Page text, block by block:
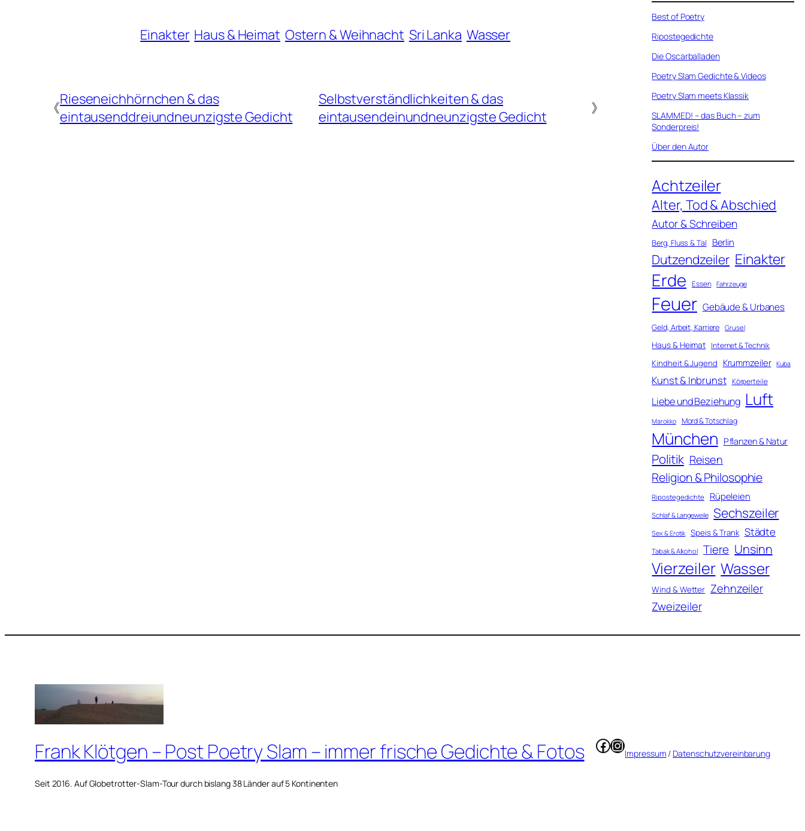
Einakter Haus & Heimat Ostern & Weihnacht Sri Lanka Wasser
《Rieseneichhörnchen & das
eintausenddreiundneunzigste Gedicht
Selbstverständlichkeiten & das
eintausendeinundneunzigste Gedicht
》
Best of Poetry
Ripostegedichte
Die Oscarballaden
Poetry Slam Gedichte & Videos
Poetry Slam meets Klassik
SLAMMED! – das Buch – zum
Sonderpreis!
Über den Autor
Achtzeiler
Alter, Tod & Abschied
Autor & Schreiben
Berg, Fluss & Tal Berlin
Dutzendzeiler Einakter
Erde Essen Fahrzeuge
Feuer Gebäude & Urbanes
Geld, Arbeit, Karriere Grusel
Haus & Heimat Internet & Technik
Kindheit & Jugend Krummzeiler Kuba
Kunst & Inbrunst Körperteile
Liebe und Beziehung Luft
Marokko Mord & Totschlag
München Pflanzen & Natur
Politik Reisen
Religion & Philosophie
Ripostegedichte Rüpeleien
Schlaf & Langeweile Sechszeiler
Sex & Erotik Speis & Trank Städte
Tabak & Alkohol Tiere Unsinn
Vierzeiler Wasser
Wind & Wetter Zehnzeiler
Zweizeiler
Frank Klötgen – Post Poetry Slam – immer frische Gedichte & Fotos
Seit 2016. Auf Globetrotter-Slam-Tour durch bislang 38 Länder auf 5 Kontinenten
Facebook
Instagram
Impressum / Datenschutzvereinbarung